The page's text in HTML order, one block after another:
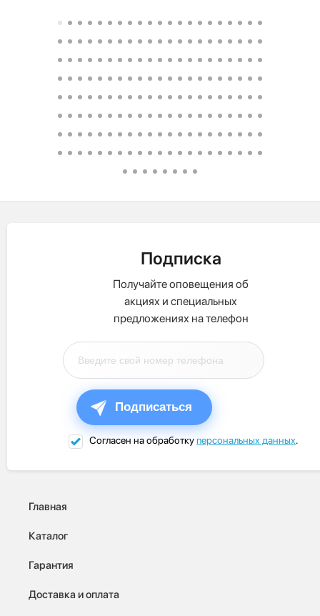
Подписка
Получайте оповещения об
акциях и специальных
предложениях на телефон
Подписаться
Согласен на обработкуперсональных данных.
Главная
Каталог
Гарантия
Доставка и оплата